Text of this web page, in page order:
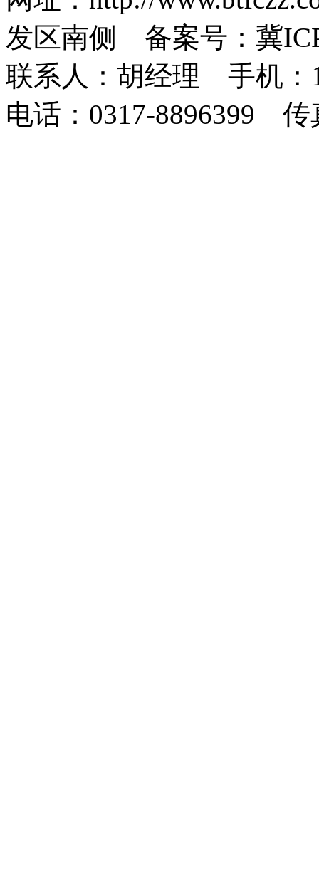
发区南侧 备案号：冀
联系人：胡经理 手机
电话：0317-8896399